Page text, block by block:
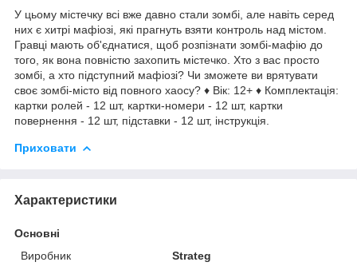
У цьому містечку всі вже давно стали зомбі, але навіть серед
них є хитрі мафіозі, які прагнуть взяти контроль над містом.
Гравці мають об'єднатися, щоб розпізнати зомбі-мафію до
того, як вона повністю захопить містечко. Хто з вас просто
зомбі, а хто підступний мафіозі? Чи зможете ви врятувати
своє зомбі-місто від повного хаосу? ♦ Вік: 12+ ♦ Комплектація:
картки ролей - 12 шт, картки-номери - 12 шт, картки
повернення - 12 шт, підставки - 12 шт, інструкція.
Приховати
Характеристики
Основні
Виробник
Strateg